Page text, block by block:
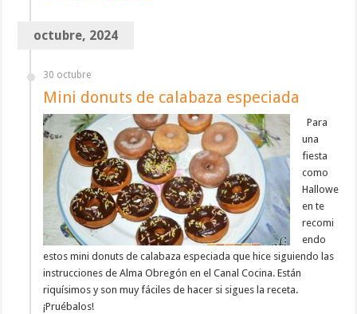
octubre, 2024
30 octubre
Mini donuts de calabaza especiada
Para
una
fiesta
como
Hallowe
en te
recomi
endo
estos mini donuts de calabaza especiada que hice siguiendo las
instrucciones de Alma Obregón en el Canal Cocina. Están
riquísimos y son muy fáciles de hacer si sigues la receta.
¡Pruébalos!